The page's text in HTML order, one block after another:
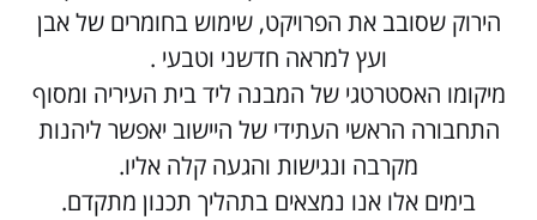
הירוק שסובב את הפרויקט, שימוש בחומרים של אבן
ועץ למראה חדשני וטבעי .
מיקומו האסטרטגי של המבנה ליד בית העיריה ומסוף
התחבורה הראשי העתידי של היישוב יאפשר ליהנות
מקרבה ונגישות והגעה קלה אליו.
בימים אלו אנו נמצאים בתהליך תכנון מתקדם.